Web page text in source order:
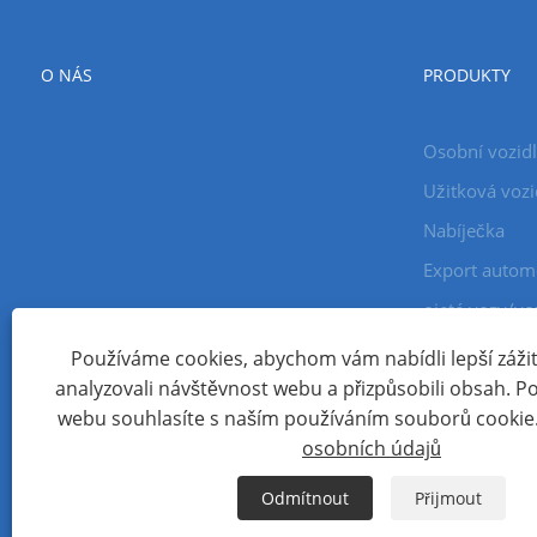
O NÁS PRODUKTY
Osobní
Užitková
Nabíječka
Export
ojeté vozy/
Copyright © 2024 Xiamen Aecoauto Technology Co., Ltd.
TECHNICKÁ PODPORA WEBOVÝCH STRÁNEK: SÍŤ TIANYU jack
XML Zásady ochrany osobních
Používáme cookies, abychom vám nabídli lepší
analyzovali návštěvnost webu a přizpůsobili obsah.
webu souhlasíte s naším používáním souborů cookie.
osobních údajů
Odmítnout Přijmout